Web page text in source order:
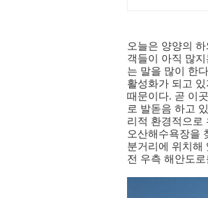
오늘은 양양의
객들이 아직 많
는 말을 많이 한
활성화가 되고
때문이다. 곧 이
로 발돋음 하고
리적 환경적으로
오산해수욕장을
분거리에 위치해
전 우측 해안도